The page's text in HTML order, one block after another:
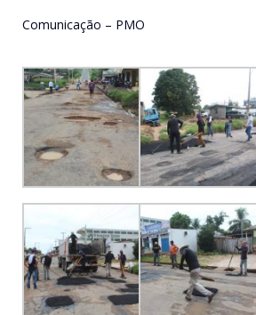
Comunicação – PMO